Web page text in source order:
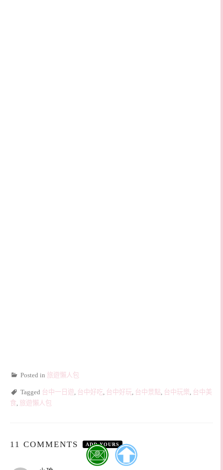
Posted in 旅遊懶人包
Tagged 台中一日遊, 台中好吃, 台中好玩, 台中景點, 台中玩樂, 台中美
食, 旅遊懶人包
11 COMMENTS ADD YOURS